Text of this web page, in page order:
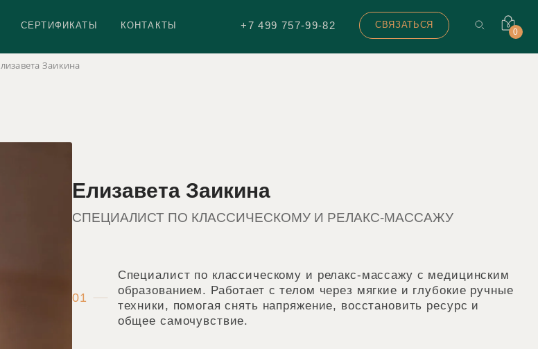
СЕРТИФИКАТЫ КОНТАКТЫ +7 499 757-99-82 СВЯЗАТЬСЯ
0
Заикина
Елизавета Заикина
СПЕЦИАЛИСТ ПО КЛАССИЧЕСКОМУ И РЕЛАКС-МАССАЖУ
01
Специалист по классическому и релакс-массажу с медицинским
образованием. Работает с телом через мягкие и глубокие ручные
техники, помогая снять напряжение, восстановить ресурс и
общее самочувствие.